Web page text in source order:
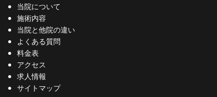
当院について
施術内容
当院と他院の違い
よくある質問
料金表
アクセス
求人情報
サイトマップ